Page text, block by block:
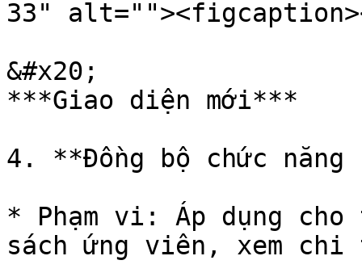
33"
&#x20;
***Giao diện mới***
4. **Đồng bộ chức
* Phạm vi: Áp dụng
sách ứng viên, xem